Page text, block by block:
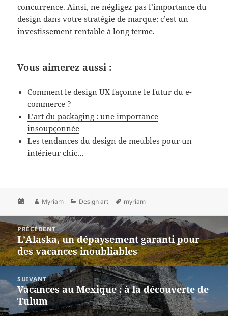
concurrence. Ainsi, ne négligez pas l’importance du
design dans votre stratégie de marque: c’est un
investissement rentable à long terme.
Vous aimerez aussi :
Comment le design UX façonne le futur du e-
commerce ?
L’art du packaging : une importance
insoupçonnée
Les tendances du design de meubles pour un
intérieur chic…
PubliéAuteur
Myriam Catégories
Design art
Mots-
myriam
Navigation
de
l’article
PRÉCÉDENT
Article
précédent :
L’Alaska, un dépaysement garanti pour
des vacances inoubliables
SUIVANT
Article
suivant :
Vacances au Mexique : à la découverte de
Tulum